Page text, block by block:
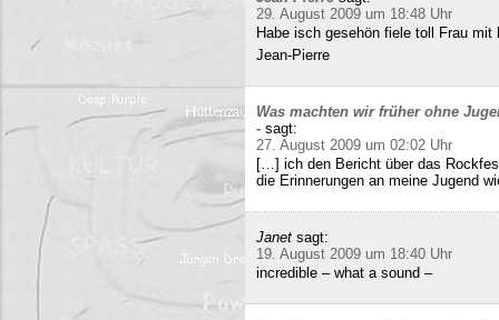
29. August 2009 um 18:48 Uhr
Habe isch gesehön fiele toll Frau
Jean-Pierre
Was machten wir früher ohne
- sagt:
27. August 2009 um 02:02 Uhr
[…] ich den Bericht über das
die Erinnerungen an meine Jugend
Janet sagt:
19. August 2009 um 18:40 Uhr
incredible – what a sound –